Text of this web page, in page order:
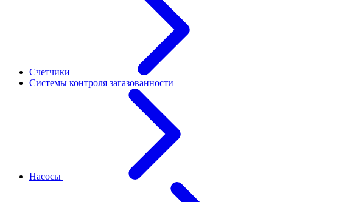
Счетчики
Системы контроля загазованности
Насосы